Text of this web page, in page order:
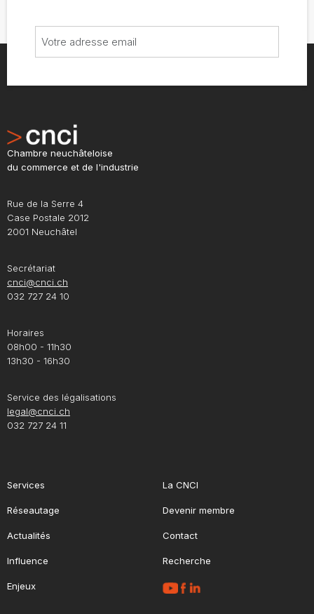
Chambre neuchâteloise
du commerce et de l'industrie
Rue de la Serre 4
Case Postale 2012
2001 Neuchâtel
Secrétariat
cnci@cnci.ch
032 727 24 10
Horaires
08h00 - 11h30
13h30 - 16h30
Service des légalisations
legal@cnci.ch
032 727 24 11
Services
Réseautage
Actualités
Influence
Enjeux
La CNCI
Devenir membre
Contact
Recherche